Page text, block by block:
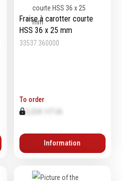
Fraise à carotter courte
HSS 36 x 25 mm
33537.360000
To order
Information